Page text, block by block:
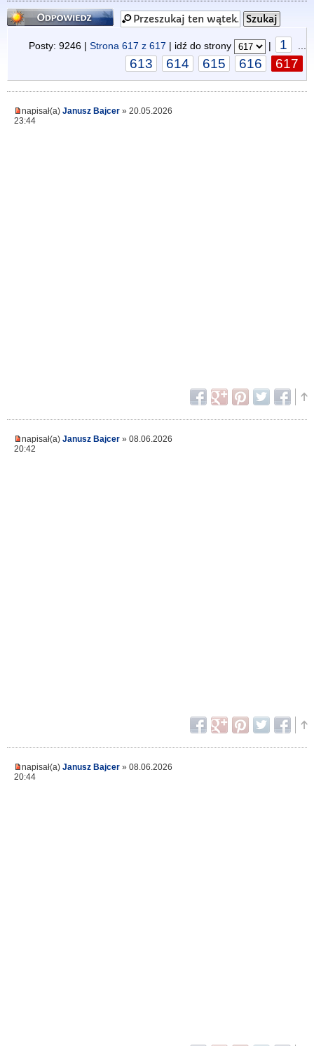
Odpowiedz
Posty: 9246 | Strona 617 z 617 | idź do strony | 1
613 614 615 616 617
napisał(a) Janusz Bajcer » 20.05.2026
23:44
napisał(a) Janusz Bajcer » 08.06.2026
20:42
napisał(a) Janusz Bajcer » 08.06.2026
20:44